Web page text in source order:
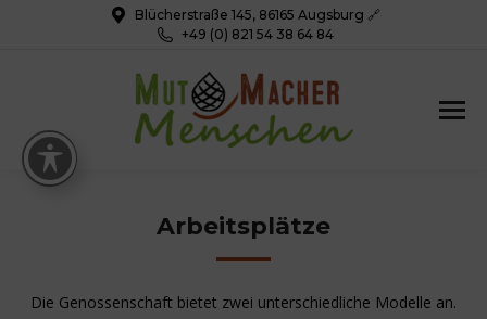
Blücherstraße 145, 86165 Augsburg 🔗
+49 (0) 821 54 38 64 84
Arbeitsplätze
Die Genossenschaft bietet zwei unterschiedliche Modelle an.